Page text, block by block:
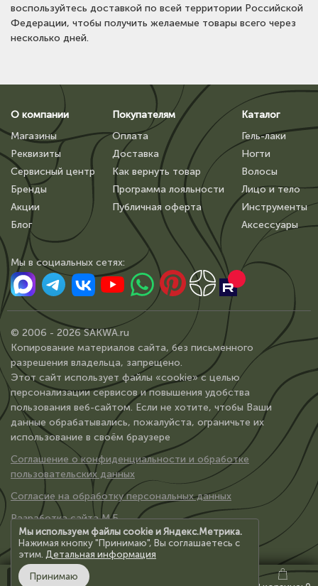
Каталог
воспользуйтесь доставкой по всей территории Российской
Федерации, чтобы получить желаемые товары всего через
несколько дней.
О компании
Магазины
Реквизиты
Сервисный центр
Бренды
Акции
Блог
Покупателям
Оплата
Доставка
Как вернуть товар
Программа лояльности
Публичная оферта
Каталог
Гель-лаки
Ногти
Волосы
Лицо и тело
Инструменты
Аксессуары
Мы в сoциальных сетях:
© 2006 - 2026 SAKWA.ru
Копирование материалов сайта, без письменного
разрешения владельца, запрещено.
Этот сайт использует файлы «cookie» с целью
персонализации сервисов и повышения удобства
пользования веб-сайтом. Если не хотите, чтобы Ваши
данные обрабатывались, пожалуйста, ограничьте их
использование в своём браузере
Соглашение о конфиденциальности и обработке
пользовательских данных
Согласие на обработку персональных данных
Разработка сайта М.Б.
Мы используем файлы cookie и Яндекс.Метрика.
Нажимая кнопку "Принимаю", Вы соглашаетесь с
этим. Детальная информация
Принимаю